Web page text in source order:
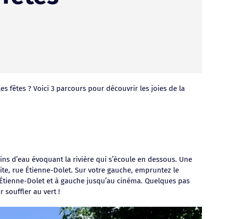
fêtes ? Voici 3 parcours pour découvrir les joies de la
d’eau évoquant la rivière qui s’écoule en dessous. Une
rue Étienne-Dolet. Sur votre gauche, empruntez le
Dolet et à gauche jusqu’au cinéma. Quelques pas
souffler au vert !